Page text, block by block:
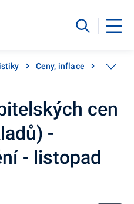
Ceny, inflace
cen
-
- listopad